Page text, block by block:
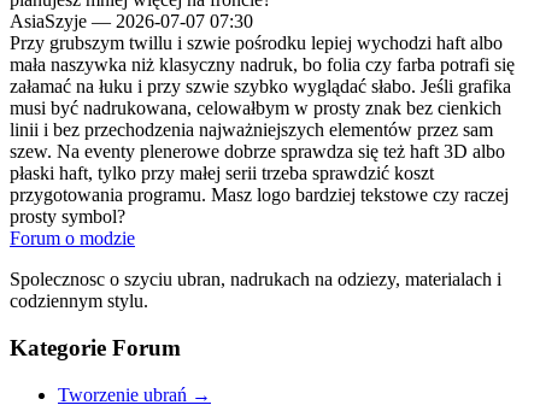
AsiaSzyje — 2026-07-07 07:30
Przy grubszym twillu i szwie pośrodku lepiej wychodzi haft albo
mała naszywka niż klasyczny nadruk, bo folia czy farba potrafi się
załamać na łuku i przy szwie szybko wyglądać słabo. Jeśli grafika
musi być nadrukowana, celowałbym w prosty znak bez cienkich
linii i bez przechodzenia najważniejszych elementów przez sam
szew. Na eventy plenerowe dobrze sprawdza się też haft 3D albo
płaski haft, tylko przy małej serii trzeba sprawdzić koszt
przygotowania programu. Masz logo bardziej tekstowe czy raczej
prosty symbol?
Forum o modzie
Spolecznosc o szyciu ubran, nadrukach na odziezy, materialach i
codziennym stylu.
Kategorie Forum
Tworzenie ubrań →